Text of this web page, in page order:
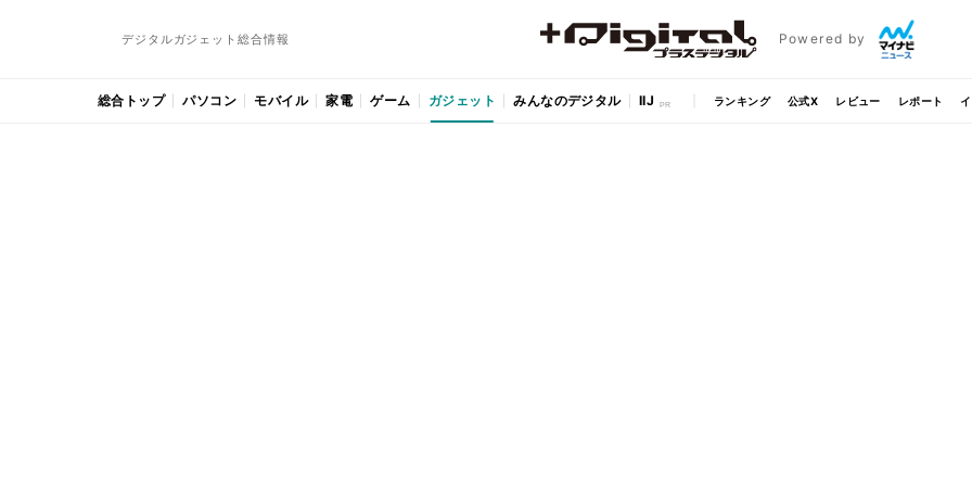
デジタルガジェット総合情報 Powered by
総合トップ パソコン モバイル 家電 ゲーム ガジェット みんなのデジタル IIJ ランキング 公式X レビュー レポート